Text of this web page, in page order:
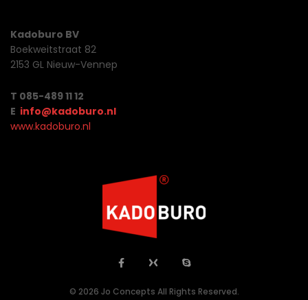
Kadoburo BV
Boekweitstraat 82
2153 GL Nieuw-Vennep
T 085-489 11 12
E info@kadoburo.nl
www.kadoburo.nl
© 2026 Jo Concepts All Rights Reserved.